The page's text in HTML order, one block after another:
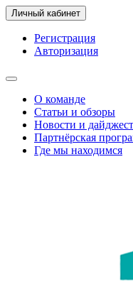
Личный кабинет
Регистрация
Авторизация
О команде
Статьи и обзоры
Новости и дайджест
Партнёрская
Где мы находимся